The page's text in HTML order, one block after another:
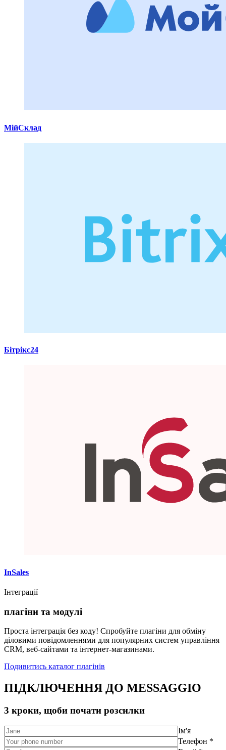
МійСклад
Бітрікс24
InSales
Інтеграції
плагіни та модулі
Проста інтеграція без коду! Спробуйте плагіни для обміну
діловими повідомленнями для популярних систем управління
CRM, веб-сайтами та інтернет-магазинами.
Подивитись каталог плагінів
ПІДКЛЮЧЕННЯ ДО MESSAGGIO
3 кроки, щоби почати розсилки
Ім'я
Телефон *